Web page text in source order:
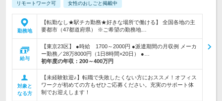
リモートワーク可 女性のおしごと掲載中
勤務地
【転勤なし★駅チカ勤務★好きな場所で働ける】 全国各地の主
要都市（47都道府県） ※ご希望の勤務地…
給与
【東京23区】 ●時給 1700～2000円 ●派遣期間の月収例 メーカ
ー勤務／28万8000円（1日8時間×20日） ●…
初年度の年収： 200～400万円
対象と
なる方
【未経験歓迎♪】転職で失敗したくない方におススメ！オフィス
ワークが初めての方もぜひご応募ください。充実のサポート体
制でお迎えします！